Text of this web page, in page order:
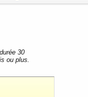
30
ou plus.